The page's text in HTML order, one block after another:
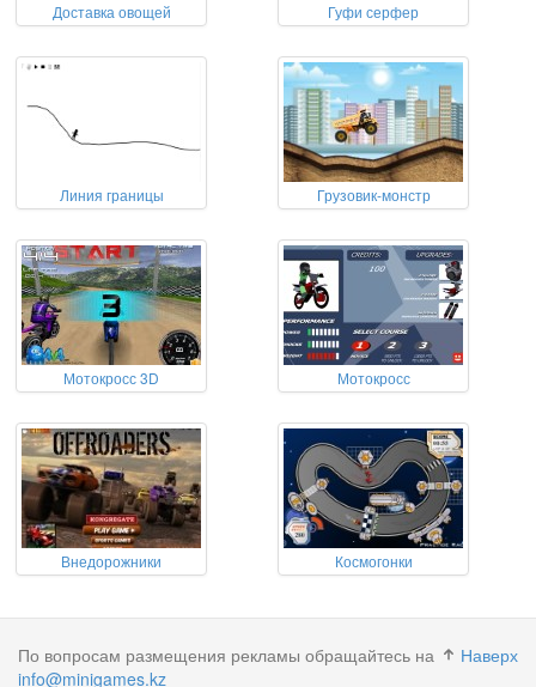
Доставка овощей Гуфи серфер
Линия границы Грузовик-монстр
Мотокросс 3D Мотокросс
Внедорожники Космогонки
Наверх
По вопросам размещения рекламы обращайтесь на
info@minigames.kz